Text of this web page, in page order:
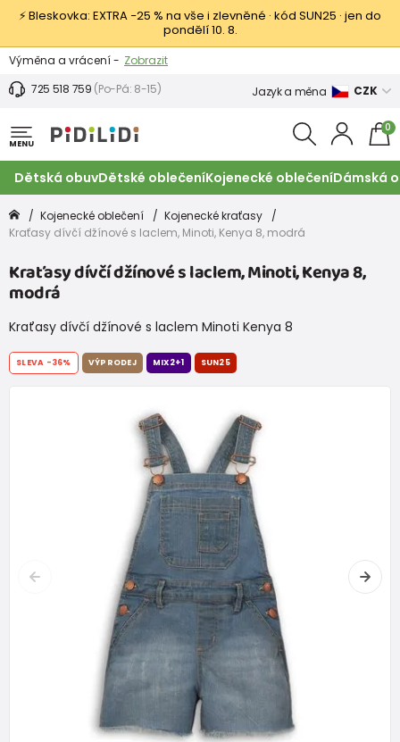
⚡ Bleskovka: EXTRA −25 % na vše i zlevněné · kód SUN25 · jen do
pondělí 10. 8.
Výměna a vrácení - Zobrazit
Sleva 100 Kč na první nákup -
725 518 759 (Po-Pá: 8-15) Jazyk a měna CZK
MENU
0
Dětská obuvDětské oblečeníKojenecké oblečeníDámská
Kojenecké oblečení
Kojenecké kraťasy
Kraťasy dívčí džínové s laclem, Minoti, Kenya 8, modrá
Kraťasy dívčí džínové s laclem, Minoti, Kenya 8,
modrá
Kraťasy dívčí džínové s laclem Minoti Kenya 8
SLEVA -36% VÝPRODEJ MIX2+1 SUN25